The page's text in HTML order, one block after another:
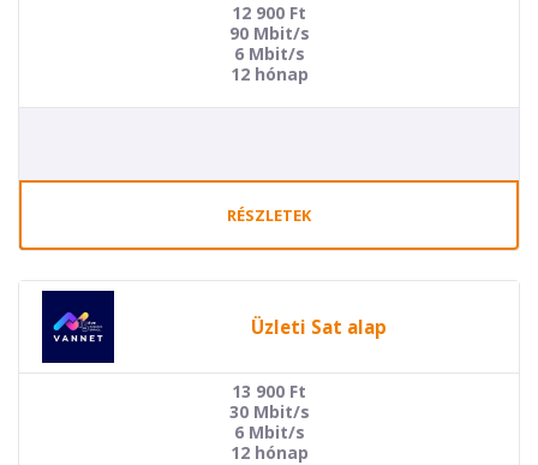
12 900 Ft
90 Mbit/s
6 Mbit/s
12 hónap
RÉSZLETEK
Üzleti Sat alap
13 900 Ft
30 Mbit/s
6 Mbit/s
12 hónap